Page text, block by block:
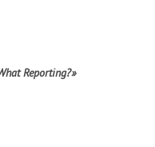
Reporting?»